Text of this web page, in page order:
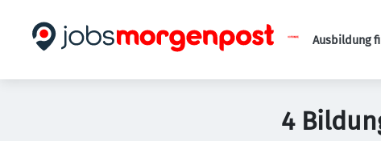
Ausbildung
4